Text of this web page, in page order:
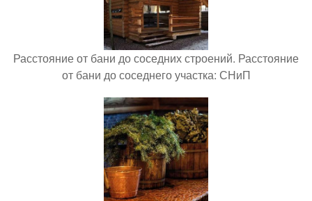
Расстояние от бани до соседних строений. Расстояние
от бани до соседнего участка: СНиП